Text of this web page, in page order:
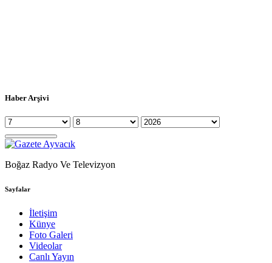
Haber Arşivi
Boğaz Radyo Ve Televizyon
Sayfalar
İletişim
Künye
Foto Galeri
Videolar
Canlı Yayın